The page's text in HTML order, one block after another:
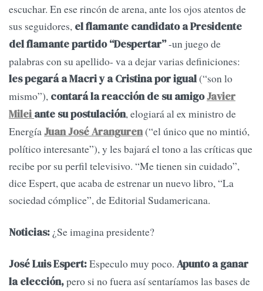
escuchar. En ese rincón de arena, ante los ojos atentos de
sus seguidores, el flamante candidato a Presidente
del flamante partido “Despertar”-un juego de
palabras con su apellido- va a dejar varias definiciones:
les pegará a Macri y a Cristina por igual(“son lo
mismo”), contará la reacción de su amigoJavier
Milei ante su postulación, elogiará al ex ministro de
EnergíaJuan José Aranguren(“el único que no mintió,
político interesante”), y les bajará el tono a las críticas que
recibe por su perfil televisivo. “Me tienen sin cuidado”,
dice Espert, que acaba de estrenar un nuevo libro, “La
sociedad cómplice”, de Editorial Sudamericana.
Noticias: ¿Se imagina presidente?
José Luis Espert:Especulo muy poco. Apunto a ganar
la elección,pero si no fuera así sentaríamos las bases de